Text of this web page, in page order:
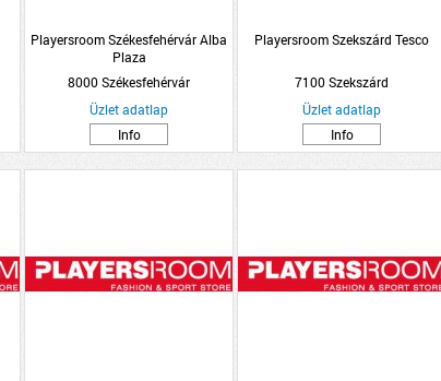
Playersroom Székesfehérvár Alba
Plaza
8000 Székesfehérvár
Üzlet adatlap
Info
Playersroom Szekszárd Tesco
7100 Szekszárd
Üzlet adatlap
Info